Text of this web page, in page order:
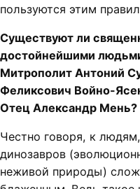
пользуются этим
Существуют ли
достойнейшими
Митрополит Антоний
Феликсович Войно-
Отец Александр Мень?
Честно говоря, к
динозавров
неживой природы)